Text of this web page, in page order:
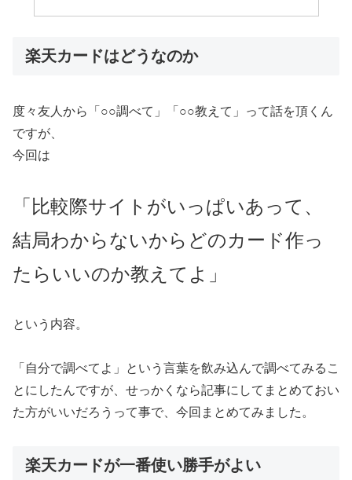
楽天カードはどうなのか
度々友人から「○○調べて」「○○教えて」って話を頂くん
ですが、
今回は
「比較際サイトがいっぱいあって、
結局わからないからどのカード作っ
たらいいのか教えてよ」
という内容。
「自分で調べてよ」という言葉を飲み込んで調べてみるこ
とにしたんですが、せっかくなら記事にしてまとめておい
た方がいいだろうって事で、今回まとめてみました。
楽天カードが一番使い勝手がよい